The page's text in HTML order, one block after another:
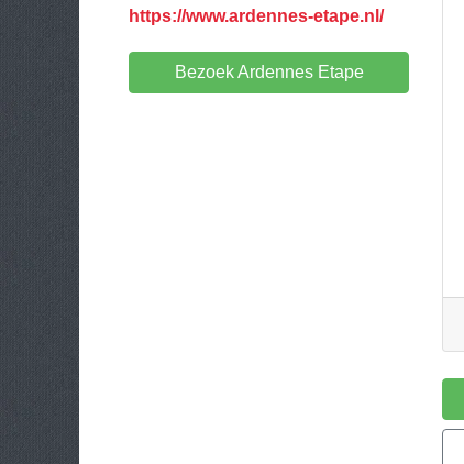
https://www.ardennes-etape.nl/
Bezoek Ardennes Etape